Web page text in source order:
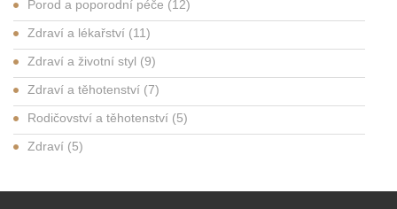
Porod a poporodní péče (12)
Zdraví a lékařství (11)
Zdraví a životní styl (9)
Zdraví a těhotenství (7)
Rodičovství a těhotenství (5)
Zdraví (5)